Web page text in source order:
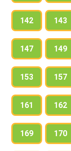
142 143
147 149
153 157
161 162
169 170